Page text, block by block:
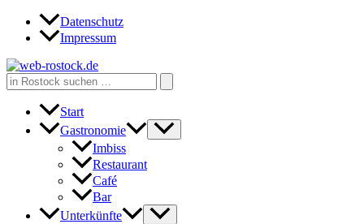
Zum
Inhalt
Datenschutz
Impressum
Search
for:
Start
Gastronomie
Imbiss
Restaurant
Café
Bar
Unterkünfte